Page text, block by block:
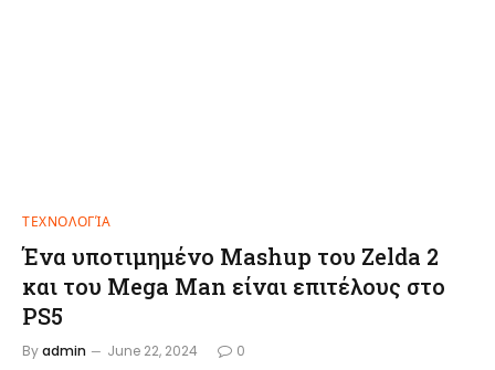
ΤΕΧΝΟΛΟΓΊΑ
Ένα υποτιμημένο Mashup του Zelda 2
και του Mega Man είναι επιτέλους στο
PS5
Byadmin June 22, 2024 0